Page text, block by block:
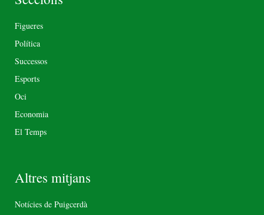
Figueres
Política
Successos
Esports
Oci
Economia
El Temps
Altres mitjans
Notícies de Puigcerdà